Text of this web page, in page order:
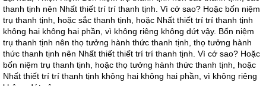
thanh tịnh nên Nhất thiết trí trí thanh tịnh. Vì cớ sao? Hoặc bốn niệm
trụ thanh tịnh, hoặc sắc thanh tịnh, hoặc Nhất thiết trí trí thanh tịnh
không hai không hai phần, vì không riêng không dứt vậy. Bốn niệm
trụ thanh tịnh nên thọ tưởng hành thức thanh tịnh, thọ tưởng hành
thức thanh tịnh nên Nhất thiết thiết trí trí thanh tịnh. Vì cớ sao? Hoặc
bốn niệm trụ thanh tịnh, hoặc thọ tưởng hành thức thanh tịnh, hoặc
Nhất thiết trí trí thanh tịnh không hai không hai phần, vì không riêng